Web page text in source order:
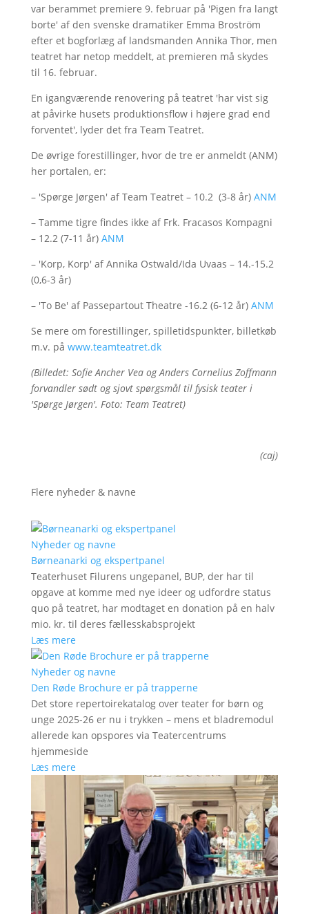
var berammet premiere 9. februar på 'Pigen fra langt
borte' af den svenske dramatiker Emma Broström
efter et bogforlæg af landsmanden Annika Thor, men
teatret har netop meddelt, at premieren må skydes
til 16. februar.
En igangværende renovering på teatret 'har vist sig
at påvirke husets produktionsflow i højere grad end
forventet', lyder det fra Team Teatret.
De øvrige forestillinger, hvor de tre er anmeldt (ANM)
her portalen, er:
– 'Spørge Jørgen' af Team Teatret – 10.2 (3-8 år) ANM
– Tamme tigre findes ikke af Frk. Fracasos Kompagni
– 12.2 (7-11 år) ANM
– 'Korp, Korp' af Annika Ostwald/Ida Uvaas – 14.-15.2
(0,6-3 år)
– 'To Be' af Passepartout Theatre -16.2 (6-12 år) ANM
Se mere om forestillinger, spilletidspunkter, billetkøb
m.v. på www.teamteatret.dk
(Billedet: Sofie Ancher Vea og Anders Cornelius Zoffmann
forvandler sødt og sjovt spørgsmål til fysisk teater i
'Spørge Jørgen'. Foto: Team Teatret)
(caj)
Flere nyheder & navne
Nyheder og navne
Børneanarki og ekspertpanel
Teaterhuset Filurens ungepanel, BUP, der har til
opgave at komme med nye ideer og udfordre status
quo på teatret, har modtaget en donation på en halv
mio. kr. til deres fællesskabsprojekt
Læs mere
Nyheder og navne
Den Røde Brochure er på trapperne
Det store repertoirekatalog over teater for børn og
unge 2025-26 er nu i trykken – mens et bladremodul
allerede kan opspores via Teatercentrums
hjemmeside
Læs mere